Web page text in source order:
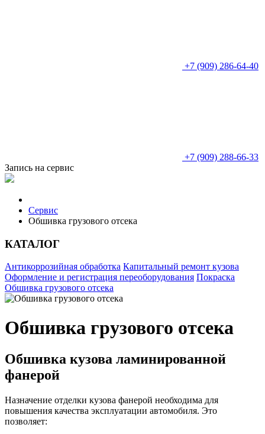
+7 (909) 286-64-40
+7 (909) 288-66-33
Запись на сервис
Сервис
Обшивка грузового отсека
КАТАЛОГ
Антикоррозийная обработка Капитальный ремонт кузова
Оформление и регистрация переоборудования Покраска
Обшивка грузового отсека
Обшивка грузового отсека
Обшивка кузова ламинированной
фанерой
Назначение отделки кузова фанерой необходима для
повышения качества эксплуатации автомобиля. Это
позволяет: